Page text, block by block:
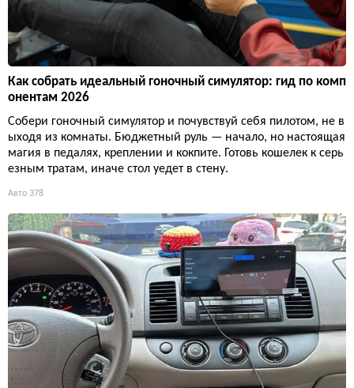
Как собрать идеальный гоночный симулятор: гид по комп
онентам 2026
Собери гоночный симулятор и почувствуй себя пилотом, не в
ыходя из комнаты. Бюджетный руль — начало, но настоящая
магия в педалях, креплении и кокпите. Готовь кошелек к серь
езным тратам, иначе стол уедет в стену.
Авто 378